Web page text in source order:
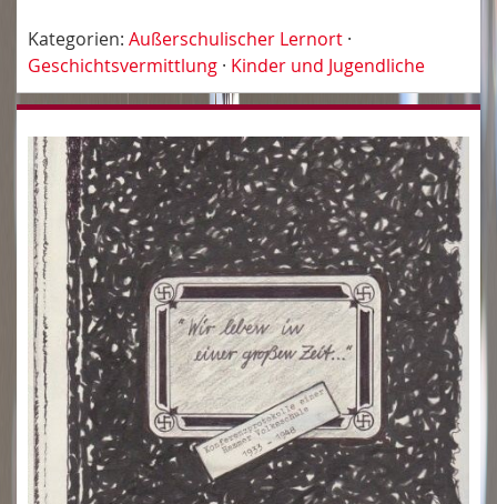
Kategorien: Außerschulischer Lernort ·
Geschichtsvermittlung · Kinder und Jugendliche